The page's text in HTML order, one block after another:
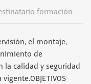
formación
el montaje,
de
la calidad y seguridad